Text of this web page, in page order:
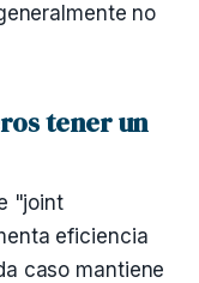
no
tener un
"joint
eficiencia
caso mantiene